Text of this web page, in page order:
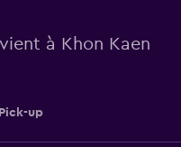
à Khon Kaen
Pick-up